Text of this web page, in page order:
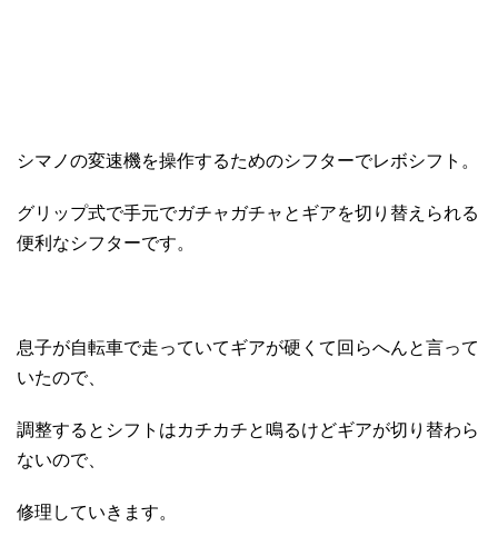
シマノの変速機を操作するためのシフターでレボシフト。
グリップ式で手元でガチャガチャとギアを切り替えられる
便利なシフターです。
息子が自転車で走っていてギアが硬くて回らへんと言って
いたので、
調整するとシフトはカチカチと鳴るけどギアが切り替わら
ないので、
修理していきます。